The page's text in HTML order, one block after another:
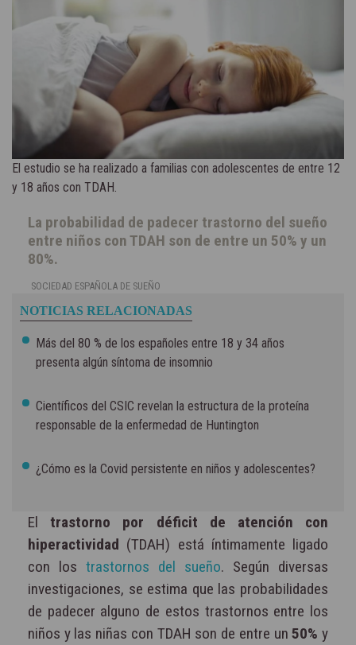
El estudio se ha realizado a familias con adolescentes de entre 12
y 18 años con TDAH.
La probabilidad de padecer trastorno del sueño
entre niños con TDAH son de entre un 50% y un
80%.
SOCIEDAD ESPAÑOLA DE SUEÑO
NOTICIAS RELACIONADAS
Más del 80 % de los españoles entre 18 y 34 años
presenta algún síntoma de insomnio
Científicos del CSIC revelan la estructura de la proteína
responsable de la enfermedad de Huntington
¿Cómo es la Covid persistente en niños y adolescentes?
El trastorno por déficit de atención con
hiperactividad (TDAH) está íntimamente ligado
con los trastornos del sueño. Según diversas
investigaciones, se estima que las probabilidades
de padecer alguno de estos trastornos entre los
niños y las niñas con TDAH son de entre un50% y